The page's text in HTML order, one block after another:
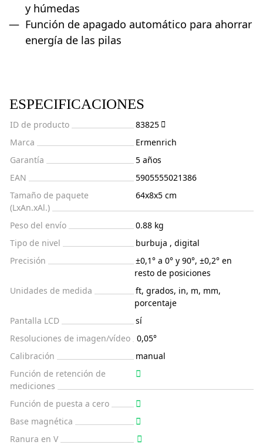
y húmedas
Función de apagado automático para ahorrar
energía de las pilas
ESPECIFICACIONES
ID de producto
83825
Marca
Ermenrich
Garantía
5 años
EAN
5905555021386
Tamaño de paquete
(LxAn.xAl.)
64x8x5 cm
Peso del envío
0.88 kg
Tipo de nivel
burbuja , digital
Precisión
±0,1° a 0° y 90°, ±0,2° en
resto de posiciones
Unidades de medida
ft, grados, in, m, mm,
porcentaje
Pantalla LCD
sí
Resoluciones de imagen/vídeo 0,05°
Calibración
manual
Función de retención de
mediciones
Función de puesta a cero
Base magnética
Ranura en V